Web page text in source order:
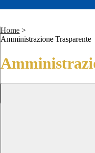
Home >
Amministrazione Trasparente